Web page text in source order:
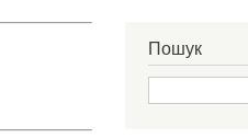
Пошук
Пошук